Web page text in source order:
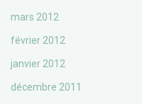
mars 2012
février 2012
janvier 2012
décembre 2011